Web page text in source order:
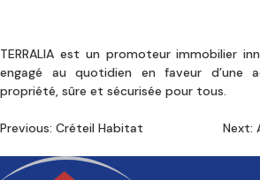
TERRALIA est un promoteur immobilier
engagé au quotidien en faveur d’une
propriété, sûre et sécurisée pour tous.
Navigation
l’article
Previous: Créteil Habitat Next: